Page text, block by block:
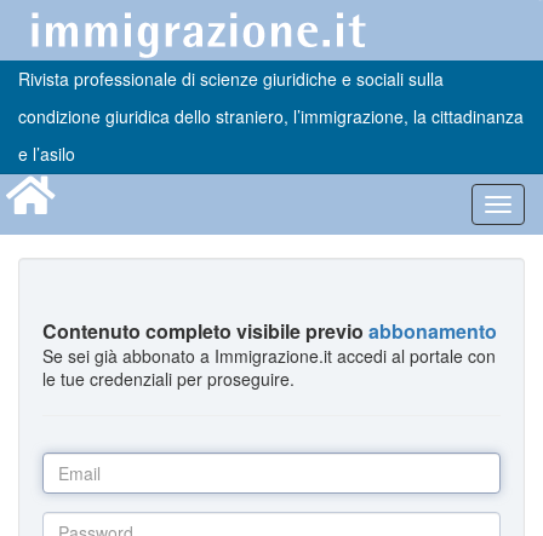
Rivista professionale di scienze giuridiche e sociali sulla
condizione giuridica dello straniero, l’immigrazione, la cittadinanza
e l’asilo
Contenuto completo visibile previo abbonamento
Se sei già abbonato a Immigrazione.it accedi al portale con
le tue credenziali per proseguire.